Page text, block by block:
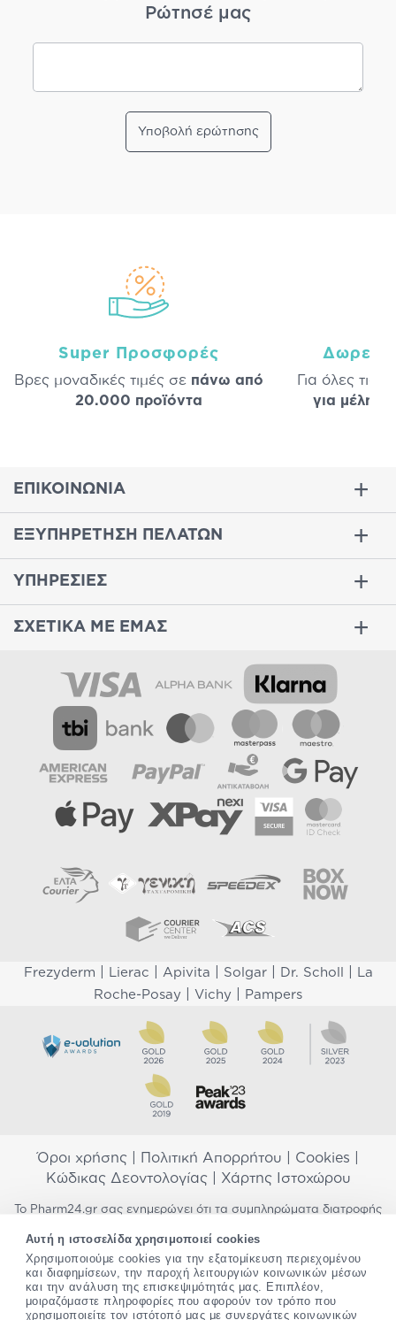
Αυτή η ιστοσελίδα χρησιμοποιεί cookies
Χρησιμοποιούμε cookies για την εξατομίκευση περιεχομένου
και διαφημίσεων, την παροχή λειτουργιών κοινωνικών μέσων
και την ανάλυση της επισκεψιμότητάς μας. Επιπλέον,
μοιραζόμαστε πληροφορίες που αφορούν τον τρόπο που
χρησιμοποιείτε τον ιστότοπό μας με συνεργάτες κοινωνικών
Ρώτησέ μας
Υποβολή ερώτησης
Super Προσφορές
Βρες μοναδικές τιμές σε πάνω από
20.000 προϊόντα
Δωρεάν
Για όλες τις
για μέλη
ΕΠΙΚΟΙΝΩΝΙΑ
ΕΞΥΠΗΡΕΤΗΣΗ ΠΕΛΑΤΩΝ
ΥΠΗΡΕΣΙΕΣ
ΣΧΕΤΙΚΑ ΜΕ ΕΜΑΣ
Frezyderm Lierac Apivita Solgar| Dr. Scholl
La
Roche-Posay
Vichy Pampers
Όροι χρήσης Πολιτική Απορρήτου Cookies
Κώδικας Δεοντολογίας| Χάρτης Ιστοχώρου
Το Pharm24.gr σας ενημερώνει ότι τα συμπληρώματα διατροφής
προορίζονται για την πρόληψη, αγωγή ή θεραπεία ανθρώπινης
νόσου. Συμβουλευτείτε τον γιατρό σας εάν είστε έγκυος,
θηλάζετε, ακολουθείτε παράλληλα φαρμακευτική αγωγή ή
αντιμετωπίζετε προβλήματα υγείας πριν χρησιμοποιήσετε
οποιοδήποτε συμπλήρωμα διατροφής. Προσπαθούμε διαρκώς να